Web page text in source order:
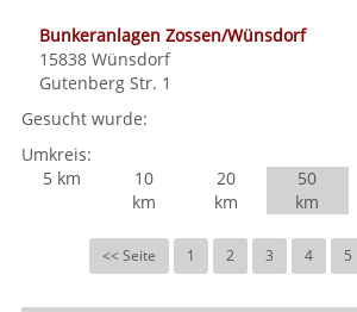
Bunkeranlagen Zossen/Wünsdorf
15838 Wünsdorf
Gutenberg Str. 1
Gesucht wurde:
Umkreis:
5 km
10
km
20
km
50
km
<< Seite 1 2 3 4 5